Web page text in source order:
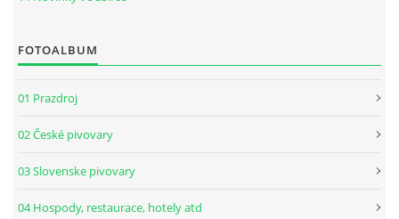
FOTOALBUM
01 Prazdroj
02 České pivovary
03 Slovenske pivovary
04 Hospody, restaurace, hotely atd